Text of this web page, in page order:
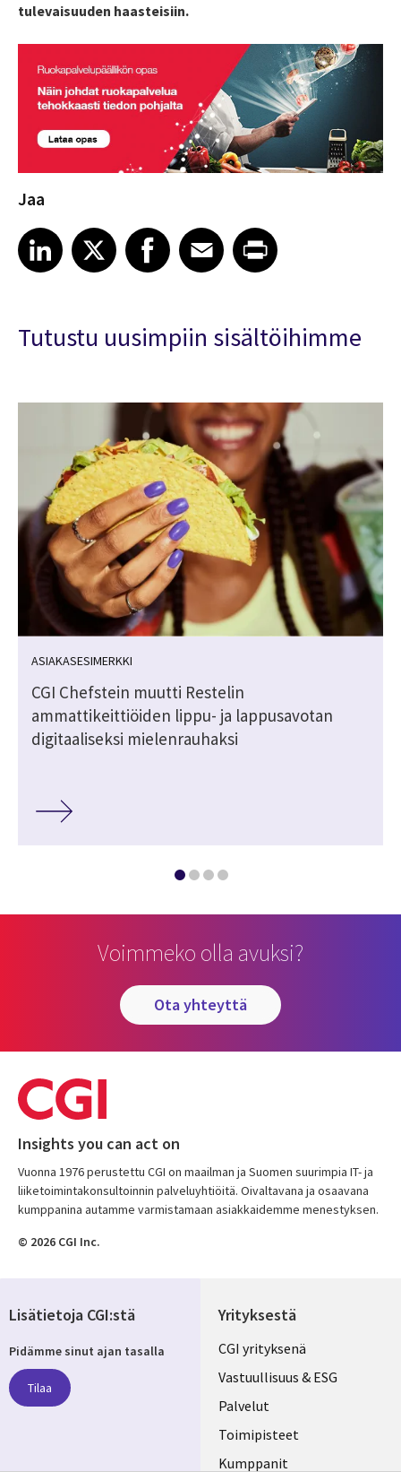
tulevaisuuden haasteisiin.
Jaa
Share article on LinkedIn
LinkedIn
Share article on XShare article on Facebook
Facebook
Share article on Email
EmailShare article on Print
Tutustu uusimpiin sisältöihimme
ASIAKASESIMERKKI
CGI Chefstein muutti Restelin
ammattikeittiöiden lippu- ja lappusavotan
digitaaliseksi mielenrauhaksi
Voimmeko olla avuksi?
ota yhteyttä
Insights you can act on
Vuonna 1976 perustettu CGI on maailman ja Suomen suurimpia IT- ja
liiketoimintakonsultoinnin palveluyhtiöitä. Oivaltavana ja osaavana
kumppanina autamme varmistamaan asiakkaidemme menestyksen.
© 2026 CGI Inc.
Yrityksestä
Useful
links
FINLAND
CGI yrityksenä
Vastuullisuus & ESG
Palvelut
Toimipisteet
Kumppanit
Lisätietoja CGI:stä
Pidämme sinut ajan tasalla
Tilaa